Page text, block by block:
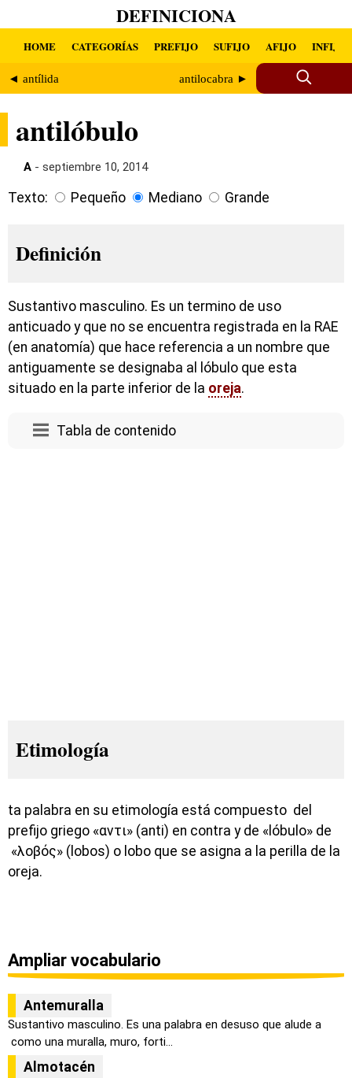
DEFINICIONA
HOME CATEGORÍAS PREFIJO SUFIJO AFIJO INFIJO
◄ antílida antilocabra ►
antilóbulo
A - septiembre 10, 2014
Texto: Pequeño Mediano Grande
Definición
Sustantivo masculino. Es un termino de uso
anticuado y que no se encuentra registrada en la RAE
(en anatomía) que hace referencia a un nombre que
antiguamente se designaba al lóbulo que esta
situado en la parte inferior de la oreja.
Tabla de contenido
Etimología
ta palabra en su etimología está compuesto del
prefijo griego «αντι» (anti) en contra y de «lóbulo» de
«λοβός» (lobos) o lobo que se asigna a la perilla de la
oreja.
Ampliar vocabulario
Antemuralla
Sustantivo masculino. Es una palabra en desuso que alude a
como una muralla, muro, forti...
Almotacén